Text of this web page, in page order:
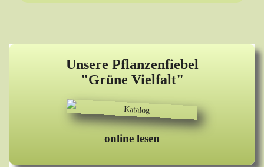
Unsere Pflanzenfiebel
"Grüne Vielfalt"
online lesen